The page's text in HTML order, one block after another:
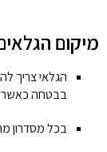
מיקום
הגלאי צריך
בבטחה כאשר
בכל מסדרון